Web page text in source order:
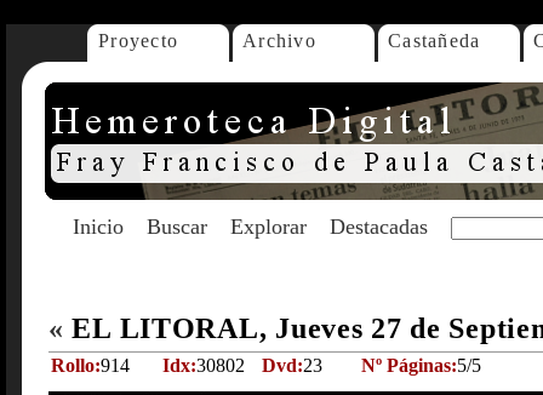
Proyecto Archivo Castañeda
Inicio Buscar Explorar Destacadas
« EL LITORAL, Jueves 27 de
Rollo:914 Idx:30802 Dvd:23 Nº Páginas:5/5